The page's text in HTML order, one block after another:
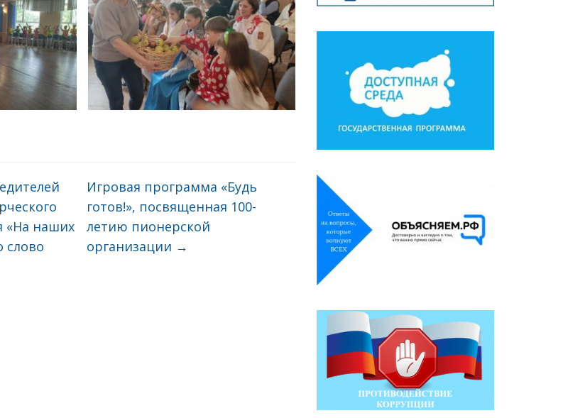
«На наших
слово
Игровая программа «Будь
готов!», посвященная 100-
летию пионерской
организации →